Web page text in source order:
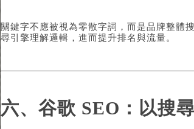
關鍵字不應被視為零散字詞，而是品牌整體
尋引擎理解邏輯，進而提升排名與流量。
六、谷歌 SEO：以搜